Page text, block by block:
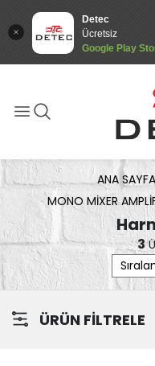
Detec
Ücretsiz
Google Play
ANA SAYFA
MONO MIXER
3
ÜRÜN FİLTRELE